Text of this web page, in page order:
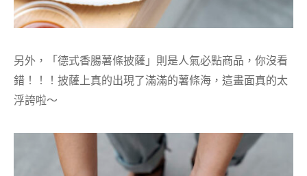
另外，「德式香腸薯條披薩」則是人氣必點商品，你沒看
錯！！！披薩上真的出現了滿滿的薯條海，這畫面真的太
浮誇啦～